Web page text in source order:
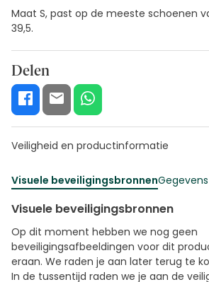
Maat S, past op de meeste schoenen
39,5.
Delen
Veiligheid en productinformatie
Visuele beveiligingsbronnen
Visuele beveiligingsbronnen
Op dit moment hebben we nog geen
beveiligingsafbeeldingen voor dit
eraan. We raden je aan later terug te
In de tussentijd raden we je aan de